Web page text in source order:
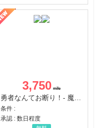
3,750
条件 :
承認 : 数日程度